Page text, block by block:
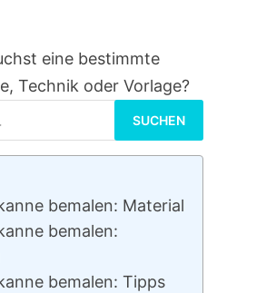
eine bestimmte
Technik oder Vorlage?
nach:
bemalen: Material
bemalen:
bemalen: Tipps